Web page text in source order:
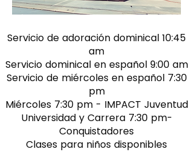
Servicio de adoración dominical 10:45
am
Servicio dominical en español 9:00 am
Servicio de miércoles en español 7:30
pm
Miércoles 7:30 pm - IMPACT Juventud
Universidad y Carrera 7:30 pm-
Conquistadores
Clases para niños disponibles